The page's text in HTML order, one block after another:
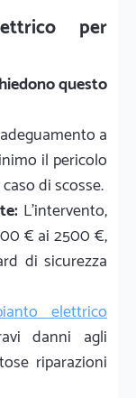
per
questo
a
il pericolo
di scosse.
L'intervento,
€ ai 2500 €,
di sicurezza
elettrico
danni agli
riparazioni